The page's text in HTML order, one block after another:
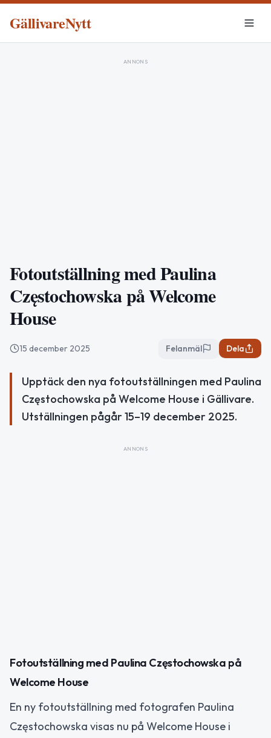
GällivareNytt
ANNONS
Fotoutställning med Paulina
Częstochowska på Welcome
House
15 december 2025 Felanmäl Dela
Upptäck den nya fotoutställningen med Paulina
Częstochowska på Welcome House i Gällivare.
Utställningen pågår 15–19 december 2025.
ANNONS
Fotoutställning med Paulina Częstochowska på
Welcome House
En ny fotoutställning med fotografen Paulina
Częstochowska visas nu på Welcome House i